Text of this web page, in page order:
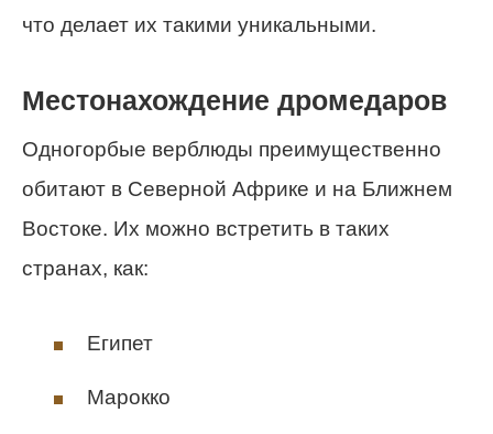
что делает их такими уникальными.
Местонахождение дромедаров
Одногорбые верблюды преимущественно
обитают в Северной Африке и на Ближнем
Востоке. Их можно встретить в таких
странах, как:
Египет
Марокко